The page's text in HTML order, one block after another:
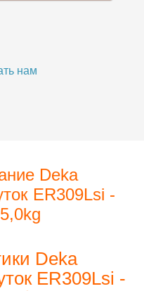
нам
Deka
ER309Lsi -
Deka
ER309Lsi -